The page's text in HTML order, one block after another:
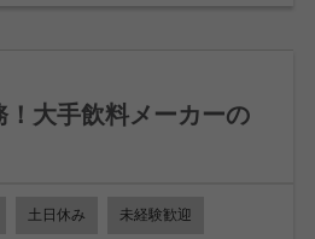
！大手飲料メーカーの
土日休み 未経験歓迎